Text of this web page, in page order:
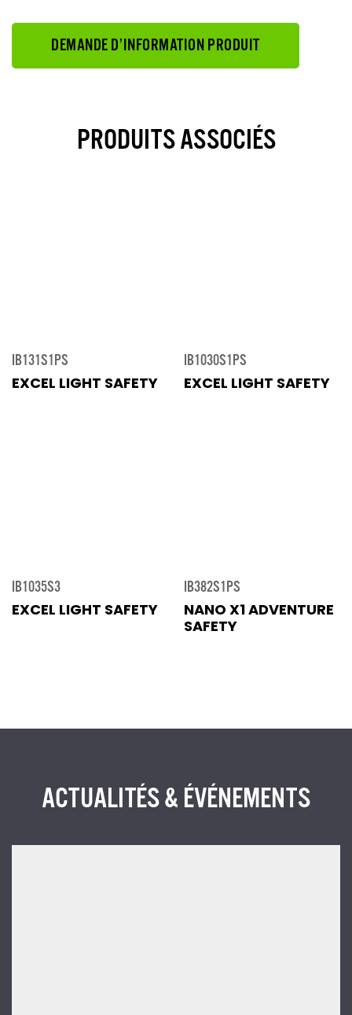
DEMANDE D’INFORMATION PRODUIT
PRODUITS ASSOCIÉS
IB131S1PS
EXCEL LIGHT SAFETY
IB1030S1PS
EXCEL LIGHT SAFETY
IB1035S3
EXCEL LIGHT SAFETY
IB382S1PS
NANO X1 ADVENTURE
SAFETY
ACTUALITÉS & ÉVÉNEMENTS